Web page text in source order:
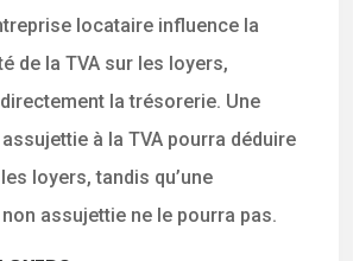
locataire influence la
de la TVA sur les loyers,
la trésorerie. Une
à la TVA pourra déduire
loyers, tandis qu’une
assujettie ne le pourra pas.